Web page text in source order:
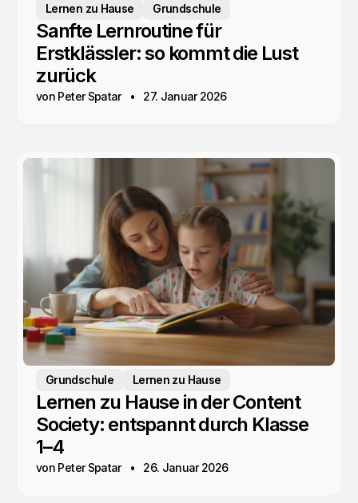
Lernen zu Hause Grundschule
Sanfte Lernroutine für
Erstklässler: so kommt die Lust
zurück
von Peter Spatar 27. Januar 2026
Grundschule Lernen zu Hause
Lernen zu Hause in der Content
Society: entspannt durch Klasse
1–4
von Peter Spatar 26. Januar 2026